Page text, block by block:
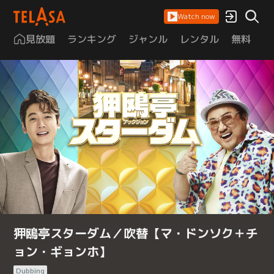
Watch now
見放題 ランキング ジャンル レンタル 無料
狎鴎亭スターダム／吹替【マ・ドンソク＋チ
ョン・ギョンホ】
Dubbing